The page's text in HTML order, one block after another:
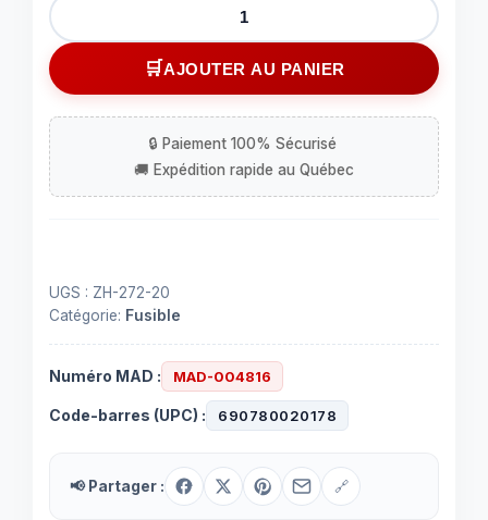
de
Fusible
AMT
de
20
ampères
AJOUTER AU PANIER
UGS : ZH-272-20
Catégorie: Fusible
Numéro MAD : MAD-004816
Code-barres (UPC) : 690780020178
📢 Partager : 🔗